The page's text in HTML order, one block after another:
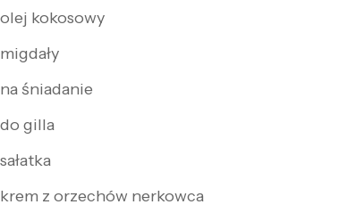
olej kokosowy
migdały
na śniadanie
do gilla
sałatka
krem z orzechów nerkowca